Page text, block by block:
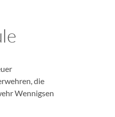
die
Wennigsen